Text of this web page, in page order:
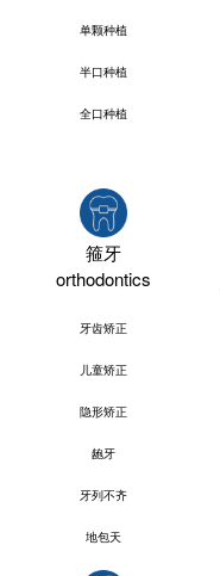
单颗种植
半口种植
全口种植
箍牙
orthodontics
牙齿矫正
儿童矫正
隐形矫正
龅牙
牙列不齐
地包天